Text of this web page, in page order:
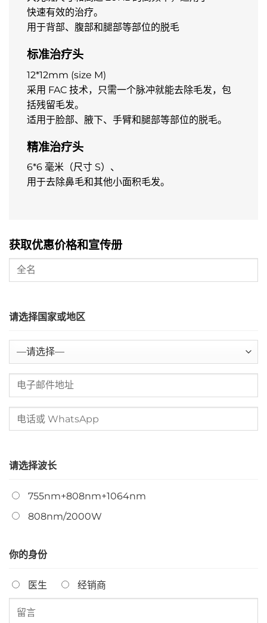
快速有效的治疗。
用于背部、腹部和腿部等部位的脱毛
标准治疗头
12*12mm (size M)
采用 FAC 技术，只需一个脉冲就能去除毛发，包
括残留毛发。
适用于脸部、腋下、手臂和腿部等部位的脱毛。
精准治疗头
6*6 毫米（尺寸 S）、
用于去除鼻毛和其他小面积毛发。
获取优惠价格和宣传册
请选择国家或地区
请选择波长
755nm+808nm+1064nm
808nm/2000W
你的身份
医生 经销商